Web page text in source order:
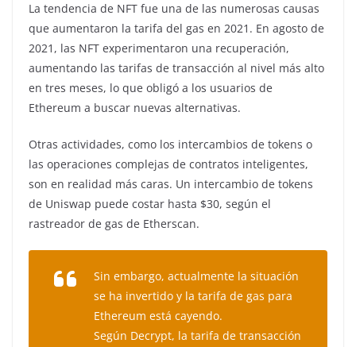
La tendencia de NFT fue una de las numerosas causas
que aumentaron la tarifa del gas en 2021. En agosto de
2021, las NFT experimentaron una recuperación,
aumentando las tarifas de transacción al nivel más alto
en tres meses, lo que obligó a los usuarios de
Ethereum a buscar nuevas alternativas.
Otras actividades, como los intercambios de tokens o
las operaciones complejas de contratos inteligentes,
son en realidad más caras. Un intercambio de tokens
de Uniswap puede costar hasta $30, según el
rastreador de gas de Etherscan.
Sin embargo, actualmente la situación
se ha invertido y la tarifa de gas para
Ethereum está cayendo.
Según Decrypt, la tarifa de transacción